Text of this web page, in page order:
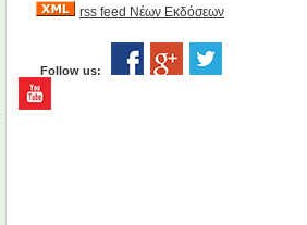
rss feed Νέων Εκδόσεων
Follow us: